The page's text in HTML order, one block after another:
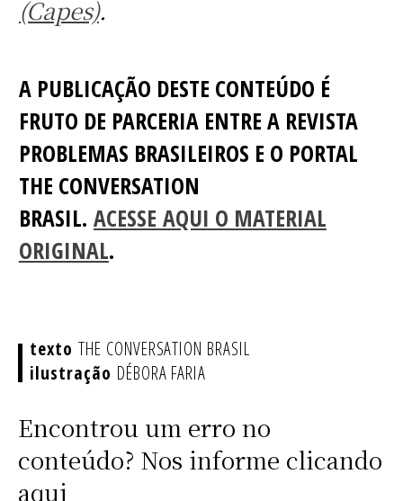
(Capes).
A PUBLICAÇÃO DESTE CONTEÚDO É
FRUTO DE PARCERIA ENTRE A REVISTA
PROBLEMAS BRASILEIROS E O PORTAL
THE CONVERSATION
BRASIL. ACESSE AQUI O MATERIAL
ORIGINAL.
THE CONVERSATION BRASIL
DÉBORA FARIA
Encontrou um erro no
conteúdo? Nos informe clicando
aqui